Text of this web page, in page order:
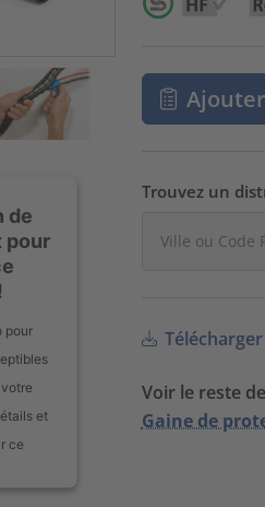
de
pour
pour
et
ce
Trouvez un
Télécharger
Voir le reste
Gaine de